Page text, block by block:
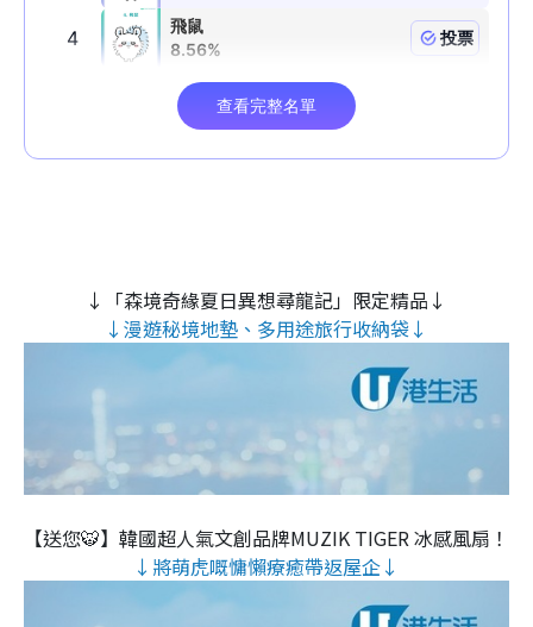
↓「森境奇緣夏日異想尋龍記」限定精品↓
↓漫遊秘境地墊、多用途旅行收納袋↓
【送您🐯】韓國超人氣文創品牌MUZIK TIGER 冰感風扇！
↓將萌虎嘅慵懶療癒帶返屋企↓